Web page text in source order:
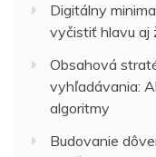
Digitálny
vyčistiť hlavu aj
Obsahová
vyhľadávania:
algoritmy
Budovanie